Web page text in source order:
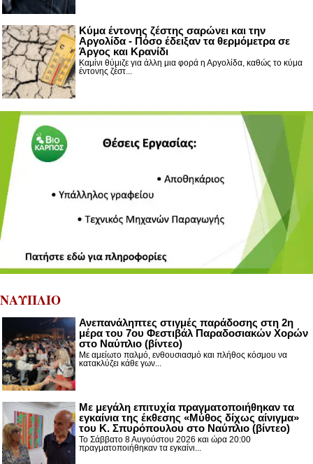
Κύμα έντονης ζέστης σαρώνει και την
Αργολίδα - Πόσο έδειξαν τα θερμόμετρα σε
Άργος και Κρανίδι
Καμίνι θύμιζε για άλλη μια φορά η Αργολίδα, καθώς το κύμα
έντονης ζέστ...
ΝΑΥΠΛΙΟ
Ανεπανάληπτες στιγμές παράδοσης στη 2η
μέρα του 7ου Φεστιβάλ Παραδοσιακών Χορών
στο Ναύπλιο (βίντεο)
Με αμείωτο παλμό, ενθουσιασμό και πλήθος κόσμου να
κατακλύζει κάθε γων...
Με μεγάλη επιτυχία πραγματοποιήθηκαν τα
εγκαίνια της έκθεσης «Μύθος δίχως αίνιγμα»
του Κ. Σπυρόπουλου στο Ναύπλιο (βίντεο)
Το Σάββατο 8 Αυγούστου 2026 και ώρα 20:00
πραγματοποιήθηκαν τα εγκαίνι...